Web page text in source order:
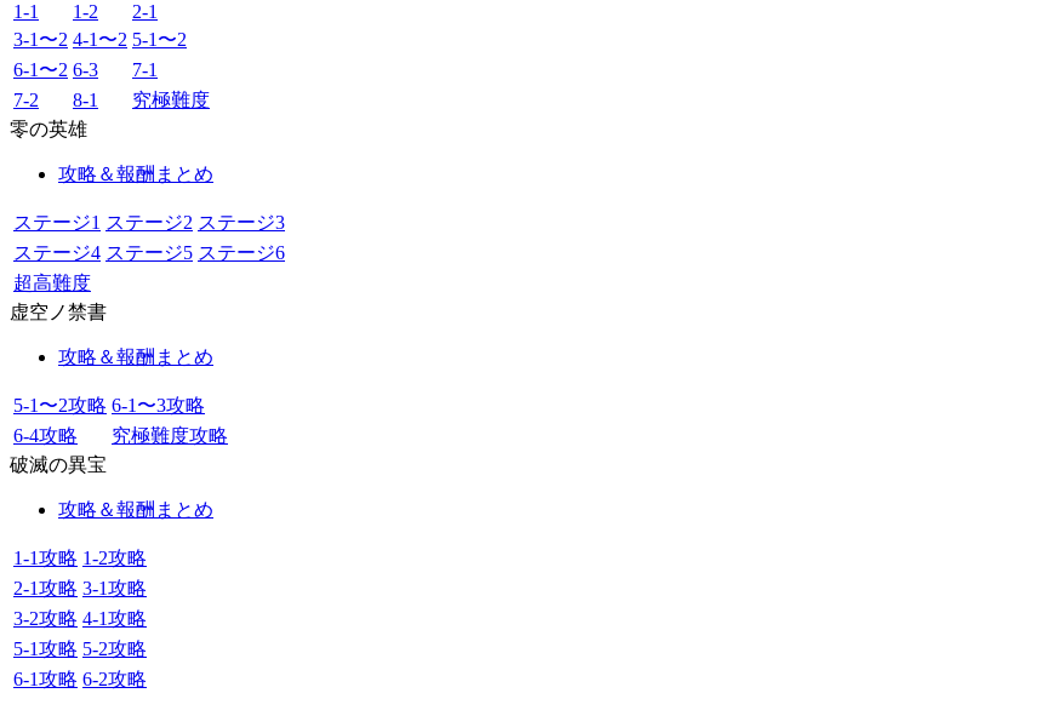
1-1 1-2
2-1
3-1〜2 4-1〜2 5-1〜2
6-1〜2 6-3
7-1
7-2
8-1
究極難度
零の英雄
攻略＆報酬まとめ
ステージ1 ステージ2 ステージ3
ステージ4 ステージ5 ステージ6
超高難度
虚空ノ禁書
攻略＆報酬まとめ
5-1〜2攻略 6-1〜3攻略
6-4攻略
究極難度攻略
破滅の異宝
攻略＆報酬まとめ
1-1攻略 1-2攻略
2-1攻略 3-1攻略
3-2攻略 4-1攻略
5-1攻略 5-2攻略
6-1攻略 6-2攻略